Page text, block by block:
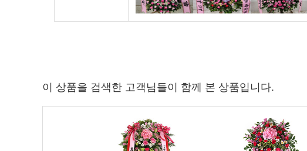
이 상품을 검색한 고객님들이 함께 본 상품입니다.